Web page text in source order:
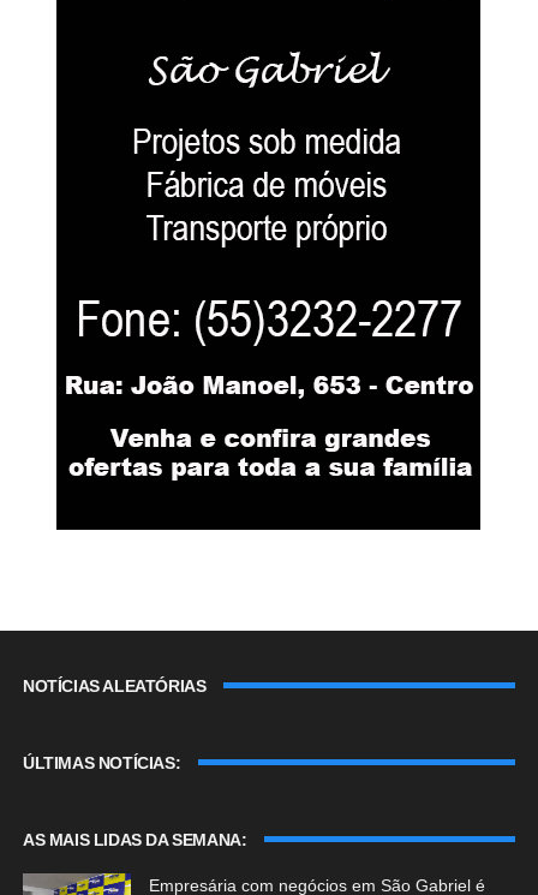
NOTÍCIAS ALEATÓRIAS
ÚLTIMAS NOTÍCIAS:
AS MAIS LIDAS DA SEMANA:
Empresária com negócios em São Gabriel é